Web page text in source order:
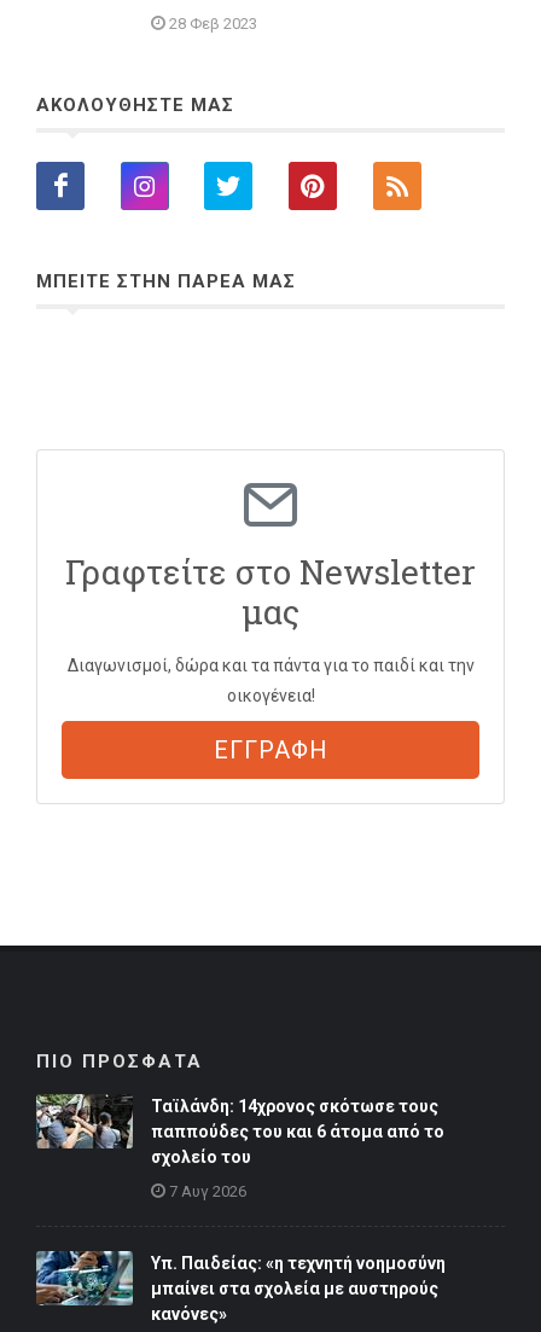
28 Φεβ 2023
ΑΚΟΛΟΥΘΗΣΤΕ ΜΑΣ
ΜΠΕΙΤΕ ΣΤΗΝ ΠΑΡΕΑ ΜΑΣ
Γραφτείτε στο Newsletter
μας
Διαγωνισμοί, δώρα και τα πάντα για το παιδί και την
οικογένεια!
ΕΓΓΡΑΦΗ
ΠΙΟ ΠΡΟΣΦΑΤΑ
Ταϊλάνδη: 14χρονος σκότωσε τους
παππούδες του και 6 άτομα από το
σχολείο του
7 Αυγ 2026
Υπ. Παιδείας: «η τεχνητή νοημοσύνη
μπαίνει στα σχολεία με αυστηρούς
κανόνες»